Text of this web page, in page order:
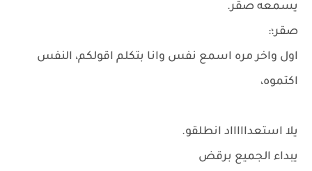
يسمعه صقر.
صقر؛:
اول واخر مره اسمع نفس وانا بتكلم اقولكم، النفس
اكتموه،
يلا استعداااااد انطلقو.
يبداء الجميع برقض